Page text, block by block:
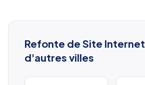
Refonte de Site Internet
d'autres villes